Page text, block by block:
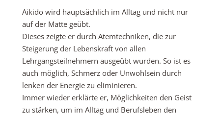
Aikido wird hauptsächlich im Alltag und nicht nur
auf der Matte geübt.
Dieses zeigte er durch Atemtechniken, die zur
Steigerung der Lebenskraft von allen
Lehrgangsteilnehmern ausgeübt wurden. So ist es
auch möglich, Schmerz oder Unwohlsein durch
lenken der Energie zu eliminieren.
Immer wieder erklärte er, Möglichkeiten den Geist
zu stärken, um im Alltag und Berufsleben den